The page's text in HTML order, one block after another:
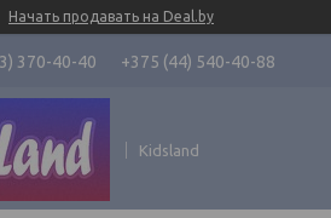
Начать продавать на Deal.by
370-40-40 +375 (44) 540-40-88
Kidsland